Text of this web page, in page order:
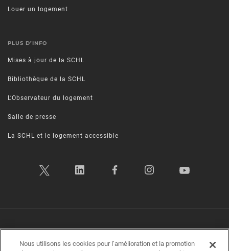
Louer un logement
PLUS D’INFO
Mises à jour de la SCHL
Bibliothèque de la SCHL
L’Observateur du logement
Salle de presse
La SCHL et le logement accessible
Plan d’accessibilité | Rétroaction sur l'accessibilité
Nous utilisons les cookies pour l’amélioration et la promotion